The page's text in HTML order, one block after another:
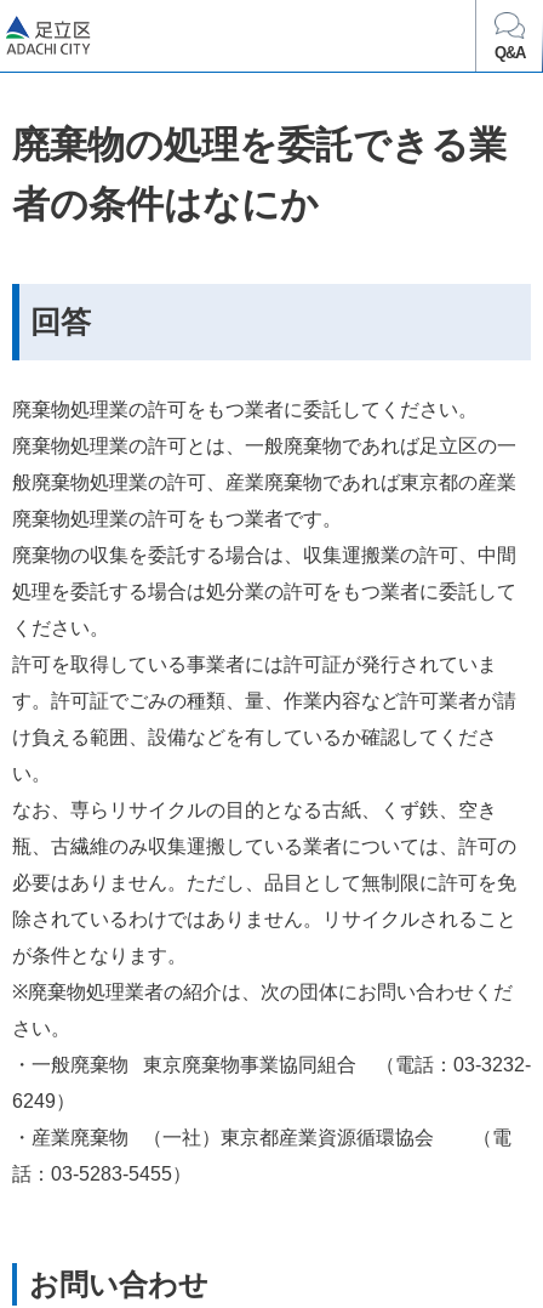
Q&A
廃棄物の処理を委託できる業
者の条件はなにか
回答
廃棄物処理業の許可をもつ業者に委託してください。
廃棄物処理業の許可とは、一般廃棄物であれば足立区の一
般廃棄物処理業の許可、産業廃棄物であれば東京都の産業
廃棄物処理業の許可をもつ業者です。
廃棄物の収集を委託する場合は、収集運搬業の許可、中間
処理を委託する場合は処分業の許可をもつ業者に委託して
ください。
許可を取得している事業者には許可証が発行されていま
す。許可証でごみの種類、量、作業内容など許可業者が請
け負える範囲、設備などを有しているか確認してくださ
い。
なお、専らリサイクルの目的となる古紙、くず鉄、空き
瓶、古繊維のみ収集運搬している業者については、許可の
必要はありません。ただし、品目として無制限に許可を免
除されているわけではありません。リサイクルされること
が条件となります。
※廃棄物処理業者の紹介は、次の団体にお問い合わせくだ
さい。
・一般廃棄物   東京廃棄物事業協同組合　（電話：03-3232-
6249）
・産業廃棄物   （一社）東京都産業資源循環協会　　（電
話：03-5283-5455）